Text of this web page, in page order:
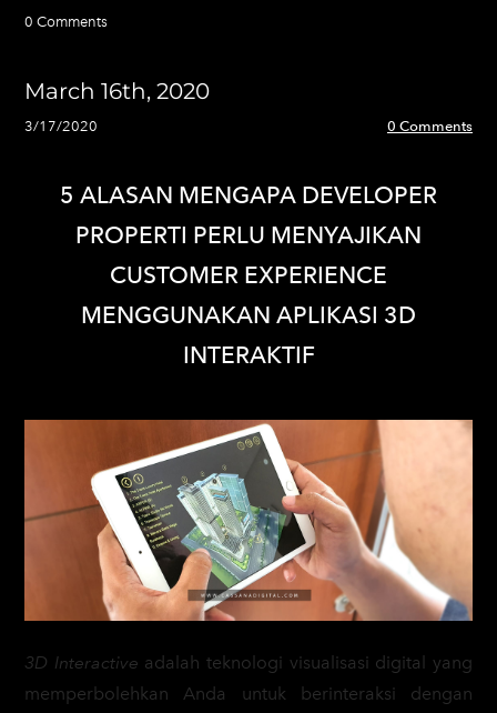
0 Comments
March 16th, 2020
3/17/2020 0 Comments
5 ALASAN MENGAPA DEVELOPER
PROPERTI PERLU MENYAJIKAN
CUSTOMER EXPERIENCE
MENGGUNAKAN APLIKASI 3D
INTERAKTIF
3D Interactive adalah teknologi visualisasi digital yang
memperbolehkan Anda untuk berinteraksi dengan